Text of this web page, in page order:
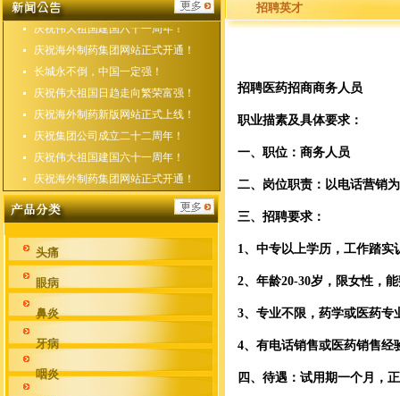
庆祝集团公司成立二十二周年！
庆祝伟大祖国建国六十一周年！
庆祝海外制药集团网站正式开通！
长城永不倒，中国一定强！
庆祝伟大祖国日趋走向繁荣富强！
庆祝海外制药新版网站正式上线！
庆祝集团公司成立二十二周年！
庆祝伟大祖国建国六十一周年！
庆祝海外制药集团网站正式开通！
头痛
眼病
鼻炎
牙病
咽炎
招聘英才
招聘医药招商商务人员
职业描素及具体要求：
一、职位：商务人员
二、岗位职责：以电话营销
三、招聘要求：
1、中专以上学历，工作踏
2、年龄20-30岁，限女性，
3、专业不限，药学或医药专
4、有电话销售或医药销售经
四、待遇：试用期一个月，